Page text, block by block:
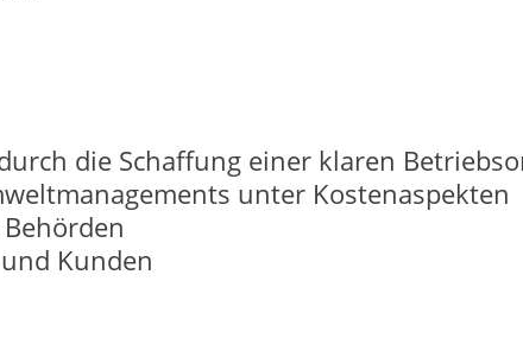
die Schaffung einer klaren
unter Kostenaspekten
Kunden